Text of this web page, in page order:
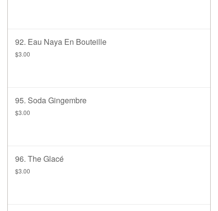
92. Eau Naya En Bouteille
$3.00
95. Soda Gingembre
$3.00
96. The Glacé
$3.00